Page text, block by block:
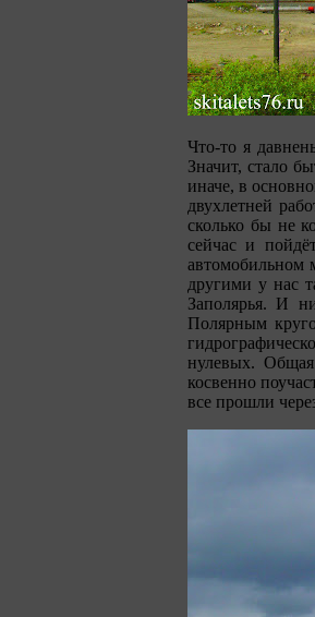
Что-то я
Значит, стало
иначе, в
двухлетней
сколько бы не
сейчас и
автомобильном
другими у нас
Заполярья. И
Полярным
нулевых.
косвенно
все прошли